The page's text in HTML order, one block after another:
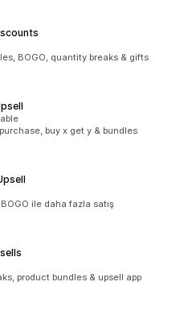
BOGO, quantity breaks & gifts
buy x get y & bundles
ile daha fazla satış
product bundles & upsell app